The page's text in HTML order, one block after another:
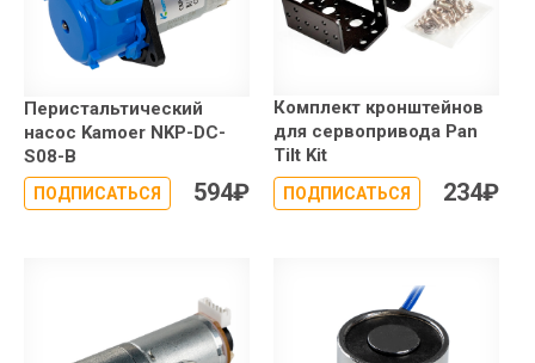
Перистальтический
насос Kamoer NKP-DC-
S08-B
ПОДПИСАТЬСЯ 594₽
Комплект кронштейнов
для сервопривода Pan
Tilt Kit
ПОДПИСАТЬСЯ 234₽